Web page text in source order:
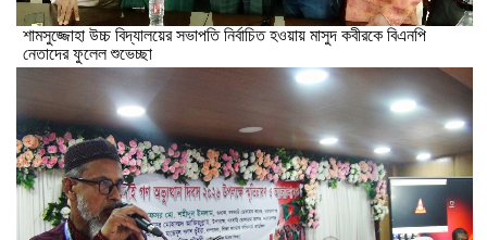
শামসুজ্জোহা উচ্চ বিদ্যালয়ের সভাপতি নির্বাচিত হওয়ায় মাসুদ কবীরকে বিএনপি
নেতাদের ফুলেল শুভেচ্ছা